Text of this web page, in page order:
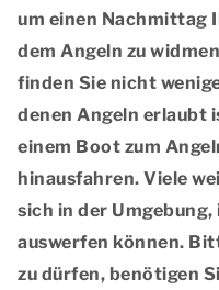
um einen Nachmittag
dem Angeln zu
finden Sie nicht
denen Angeln erlaubt
einem Boot zum
hinausfahren. Viele
sich in der
auswerfen können.
zu dürfen, benötigen